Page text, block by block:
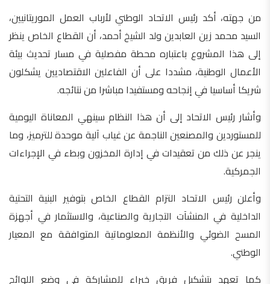
من جهته، أكد رئيس الاتحاد الوطني لأرباب العمل الموريتانيين،
السيد محمد زين العابدين ولد الشيخ أحمد، أن القطاع الخاص ينظر
إلى هذا المشروع باعتباره محطة مفصلية في مسار تحديث بيئة
الأعمال الوطنية، مشددا على أن الفاعلين الاقتصاديين يشكلون
شريكا أساسيا في إنجاحه ومستفيدا مباشرا من نتائجه.
وأشار رئيس الاتحاد إلى أن هذا النظام سينهي المعاناة اليومية
للمستوردين والمصنعين الناجمة عن غياب آلية موحدة للترميز، وما
ينجر عن ذلك من تعقيدات في إدارة المخزون وبطء في الإجراءات
الجمركية.
وأعلن رئيس الاتحاد التزام القطاع الخاص بتوفير البنية التحتية
الداخلية في المنشآت التجارية والصناعية، والاستثمار في أجهزة
المسح الضوئي والأنظمة المعلوماتية المتوافقة مع المعيار
الوطني.
كما تعهد بتشكيل فريق خبراء للمشاركة في وضع اللوائح